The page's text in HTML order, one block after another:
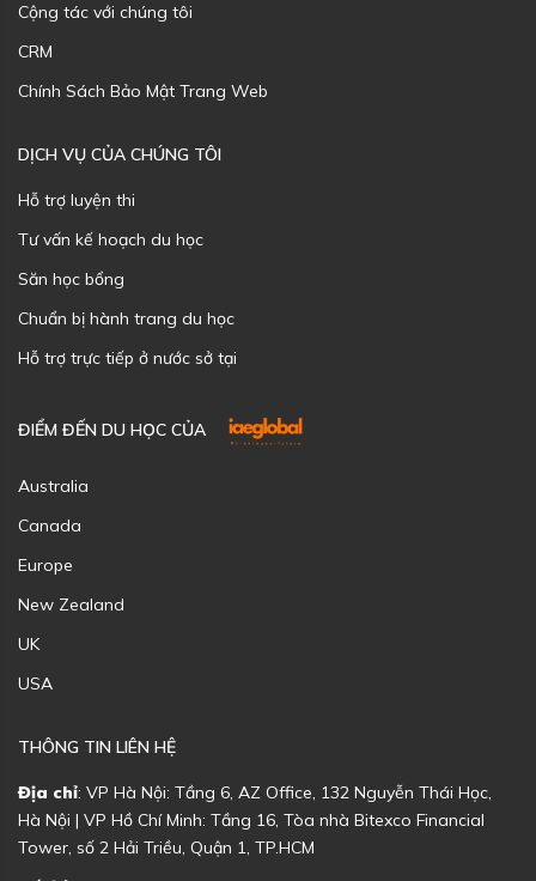
Cộng tác với chúng tôi
CRM
Chính Sách Bảo Mật Trang Web
DỊCH VỤ CỦA CHÚNG TÔI
Hỗ trợ luyện thi
Tư vấn kế hoạch du học
Săn học bổng
Chuẩn bị hành trang du học
Hỗ trợ trực tiếp ở nước sở tại
ĐIỂM ĐẾN DU HỌC CỦA
Australia
Canada
Europe
New Zealand
UK
USA
THÔNG TIN LIÊN HỆ
Địa chỉ: VP Hà Nội: Tầng 6, AZ Office, 132 Nguyễn Thái Học,
Hà Nội | VP Hồ Chí Minh: Tầng 16, Tòa nhà Bitexco Financial
Tower, số 2 Hải Triều, Quận 1, TP.HCM